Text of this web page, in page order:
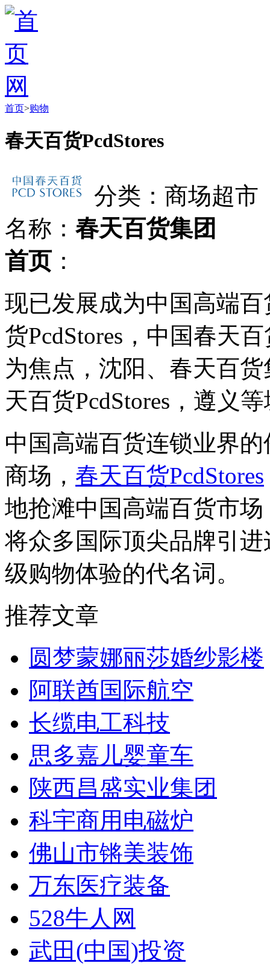
首页>购物
春天百货PcdStores
分类：商场超市
名称： 春天百货集团
首页 ：
现已发展成为中国高端
货PcdStores，中国春天
为焦点，沈阳、春天百
天百货PcdStores，遵义
中国高端百货连锁业界
商场， 春天百货PcdStores
地抢滩中国高端百货市
将众多国际顶尖品牌引
级购物体验的代名词。
推荐文章
圆梦蒙娜丽莎婚纱影楼
阿联酋国际航空
长缆电工科技
思多嘉儿婴童车
陕西昌盛实业集团
科宇商用电磁炉
佛山市锵美装饰
万东医疗装备
528牛人网
武田(中国)投资